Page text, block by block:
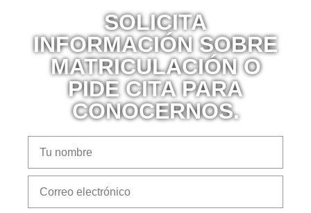
SOLICITA
INFORMACIÓN SOBRE
MATRICULACIÓN O
PIDE CITA PARA
CONOCERNOS.